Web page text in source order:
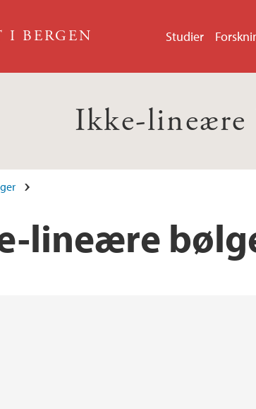
I BERGEN Studier
Ikke-lineære
lineære